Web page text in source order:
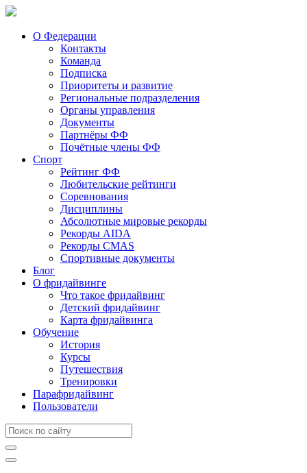
О Федерации
Контакты
Команда
Подписка
Приоритеты и развитие
Региональные подразделения
Органы управления
Документы
Партнёры ФФ
Почётные члены ФФ
Спорт
Рейтинг ФФ
Любительские рейтинги
Соревнования
Дисциплины
Абсолютные мировые рекорды
Рекорды AIDA
Рекорды CMAS
Спортивные документы
Блог
О фридайвинге
Что такое фридайвинг
Детский фридайвинг
Карта фридайвинга
Обучение
История
Курсы
Путешествия
Тренировки
Парафридайвинг
Пользователи